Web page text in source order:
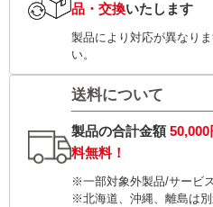
品・交換いたします
製品により対応が異なり
い。
送料について
製品の合計金額
料無料！
※一部対象外製品/サービ
※北海道、沖縄、離島は別